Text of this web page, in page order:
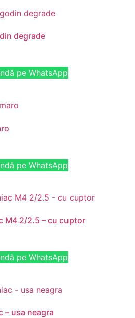
degrade
pe WhatsApp
pe WhatsApp
M4 2/2.5 – cu cuptor
pe WhatsApp
– usa neagra